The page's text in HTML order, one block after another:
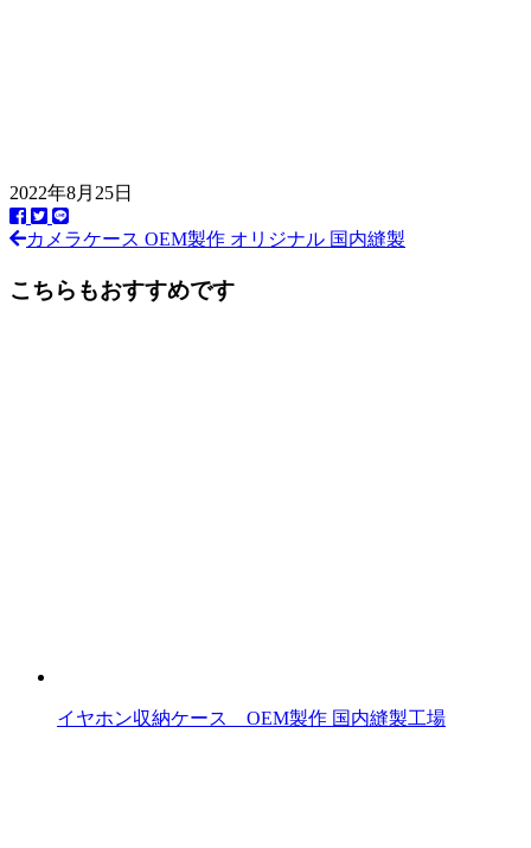
2022年8月25日
前
後
カメラケース OEM製作 オリジナル 国内縫製
こちらもおすすめです
イヤホン収納ケース OEM製作 国内縫製工場